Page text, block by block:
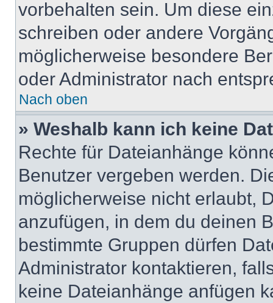
vorbehalten sein. Um diese
schreiben oder andere
möglicherweise besondere
oder Administrator nach
Nach oben
» Weshalb kann ich keine
Rechte für Dateianhänge
Benutzer vergeben werden.
möglicherweise nicht erlaubt,
anzufügen, in dem du deinen
bestimmte Gruppen dürfen
Administrator kontaktieren,
keine Dateianhänge anfügen